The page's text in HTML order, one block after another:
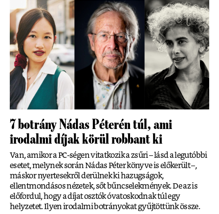
7 botrány Nádas Péterén túl, ami
irodalmi díjak körül robbant ki
Van, amikor a PC-ségen vitatkozik a zsűri – lásd a legutóbbi
esetet, melynek során Nádas Péter könyve is előkerült –,
máskor nyertesekről derülnek ki hazugságok,
ellentmondásos nézetek, sőt bűncselekmények. De az is
előfordul, hogy a díjat osztók óvatoskodnak túl egy
helyzetet. Ilyen irodalmi botrányokat gyűjtöttünk össze.